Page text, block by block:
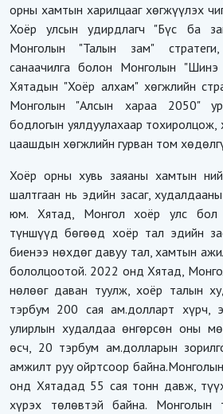
орны хамтын харилцааг хөгжүүлэх
Хоёр улсын удирдлагч "Бүс ба
Монголын "Талын зам"
санаачилга болон Монголын "Шинэ
Хятадын "Хоёр алхам" хөгжлийн
Монголын "Алсын хараа 2050"
бодлогын уялдуулахаар
цаашдын хөгжлийн гурван том
Хоёр орны хувь заяаны хамтын
шалтгаан нь эдийн засаг,
юм. Хятад, Монгол хоёр улс бол
түншүүд бөгөөд хоёр тал эдийн
биенээ нөхдөг давуу тал, хамтын
бололцоотой. 2022 онд Хятад,
нөлөөг даван туулж, хоёр талын
тэрбум 200 сая ам.долларт хүрч,
улирлын худалдаа өнгөрсөн оны
өсч, 20 тэрбум ам.долларын
амжилт руу ойртсоор
онд Хятадад 55 сая тонн давж,
хүрэх төлөвтэй байна. Монголын